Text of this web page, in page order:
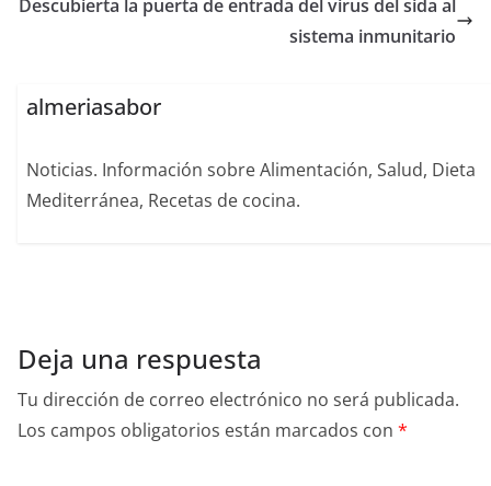
Descubierta la puerta de entrada del virus del sida al
sistema inmunitario
almeriasabor
Noticias. Información sobre Alimentación, Salud, Dieta
Mediterránea, Recetas de cocina.
Deja una respuesta
Tu dirección de correo electrónico no será publicada.
Los campos obligatorios están marcados con *